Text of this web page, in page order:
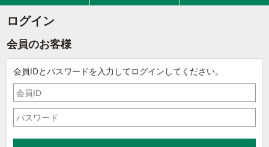
ログイン
会員のお客様
会員IDとパスワードを入力してログインしてください。